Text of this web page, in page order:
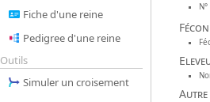
Fiche d'une reine
Pedigree d'une reine
Outils
Simuler un croisement
N°
Autre